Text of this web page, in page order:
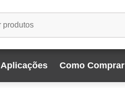
Aplicações Como Comprar